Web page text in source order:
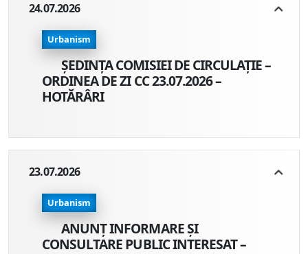
24.07.2026
Urbanism
ȘEDINȚA COMISIEI DE CIRCULAȚIE –
ORDINEA DE ZI CC 23.07.2026 –
HOTĂRÂRI
23.07.2026
Urbanism
ANUNŢ INFORMARE ŞI
CONSULTARE PUBLIC INTERESAT –